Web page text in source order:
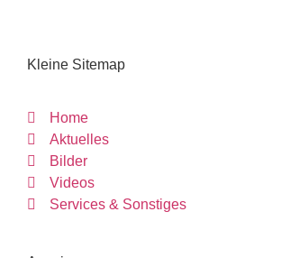
Kleine Sitemap
Home
Aktuelles
Bilder
Videos
Services & Sonstiges